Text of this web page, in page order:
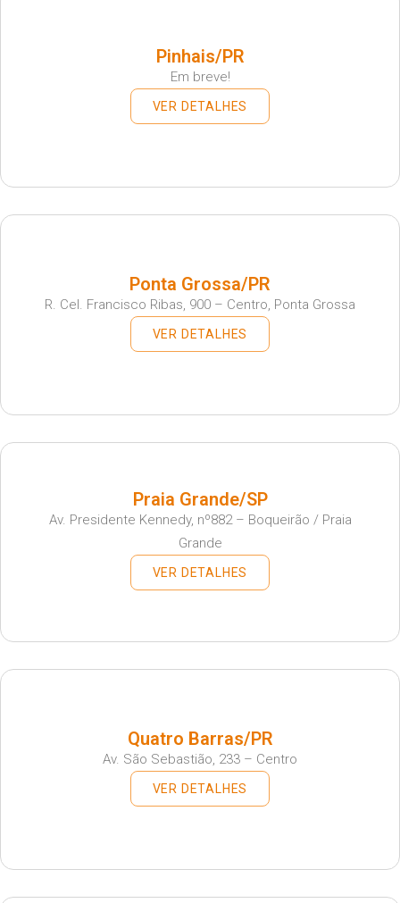
Pinhais/PR
Em breve!
VER DETALHES
Ponta Grossa/PR
R. Cel. Francisco Ribas, 900 – Centro, Ponta Grossa
VER DETALHES
Praia Grande/SP
Av. Presidente Kennedy, nº882 – Boqueirão / Praia
Grande
VER DETALHES
Quatro Barras/PR
Av. São Sebastião, 233 – Centro
VER DETALHES